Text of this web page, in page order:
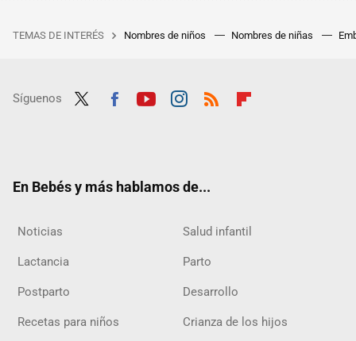
TEMAS DE INTERÉS Nombres de niños Nombres de niñas
Síguenos
En Bebés y más hablamos de...
Noticias Salud infantil
Lactancia Parto
Postparto Desarrollo
Recetas para niños Crianza de los hijos